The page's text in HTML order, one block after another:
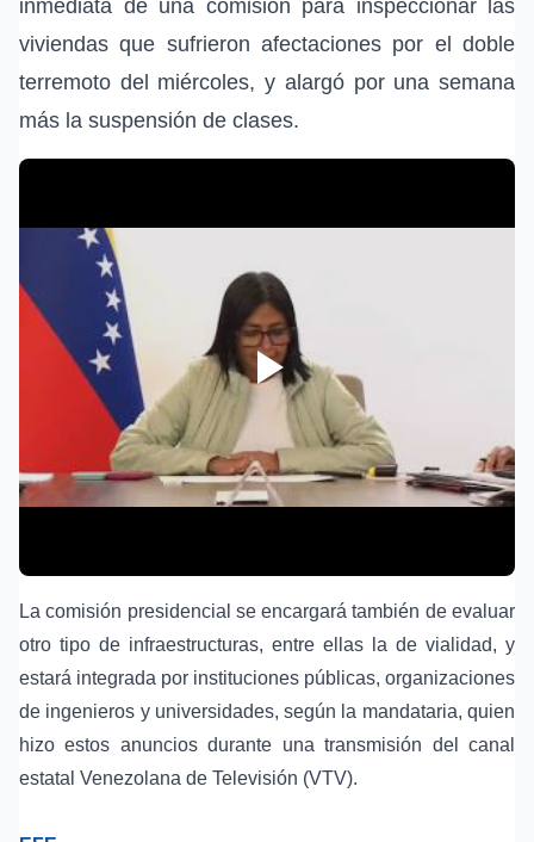
inmediata de una comisión para inspeccionar las
viviendas que sufrieron afectaciones por el doble
terremoto del miércoles, y alargó por una semana
más la suspensión de clases.
La comisión presidencial se encargará también de evaluar
otro tipo de infraestructuras, entre ellas la de vialidad, y
estará integrada por instituciones públicas, organizaciones
de ingenieros y universidades, según la mandataria, quien
hizo estos anuncios durante una transmisión del canal
estatal Venezolana de Televisión (VTV).